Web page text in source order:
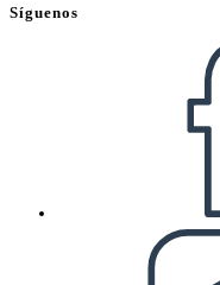
Síguenos